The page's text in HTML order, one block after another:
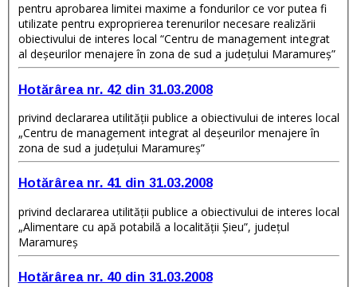
pentru aprobarea limitei maxime a fondurilor ce vor putea fi
utilizate pentru exproprierea terenurilor necesare realizării
obiectivului de interes local “Centru de management integrat
al deşeurilor menajere în zona de sud a judeţului Maramureş”
Hotărârea nr. 42 din 31.03.2008
privind declararea utilităţii publice a obiectivului de interes local
„Centru de management integrat al deşeurilor menajere în
zona de sud a judeţului Maramureş”
Hotărârea nr. 41 din 31.03.2008
privind declararea utilităţii publice a obiectivului de interes local
„Alimentare cu apă potabilă a localităţii Şieu”, judeţul
Maramureş
Hotărârea nr. 40 din 31.03.2008